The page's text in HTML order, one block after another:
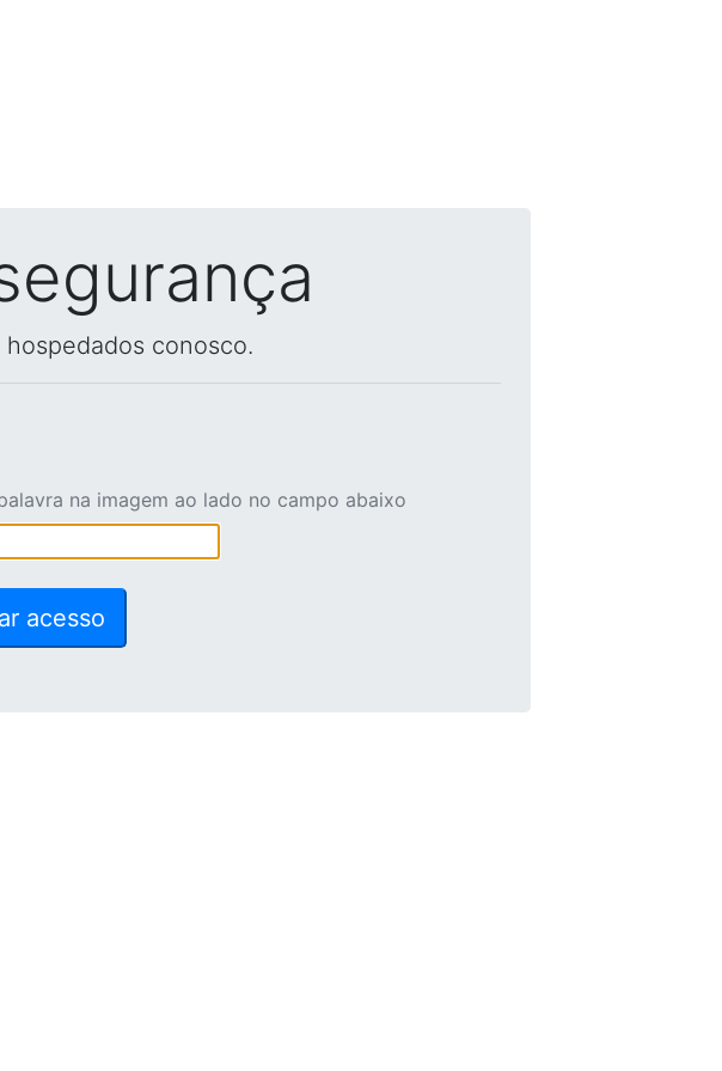
conosco.
na imagem ao lado no campo abaixo